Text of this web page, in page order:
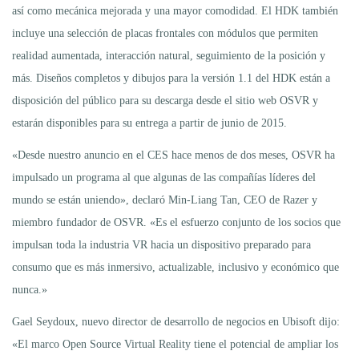
así como mecánica mejorada y una mayor comodidad. El HDK también
incluye una selección de placas frontales con módulos que permiten
realidad aumentada, interacción natural, seguimiento de la posición y
más. Diseños completos y dibujos para la versión 1.1 del HDK están a
disposición del público para su descarga desde el sitio web OSVR y
estarán disponibles para su entrega a partir de junio de 2015.
«Desde nuestro anuncio en el CES hace menos de dos meses, OSVR ha
impulsado un programa al que algunas de las compañías líderes del
mundo se están uniendo», declaró Min-Liang Tan, CEO de Razer y
miembro fundador de OSVR. «Es el esfuerzo conjunto de los socios que
impulsan toda la industria VR hacia un dispositivo preparado para
consumo que es más inmersivo, actualizable, inclusivo y económico que
nunca.»
Gael Seydoux, nuevo director de desarrollo de negocios en Ubisoft dijo:
«El marco Open Source Virtual Reality tiene el potencial de ampliar los